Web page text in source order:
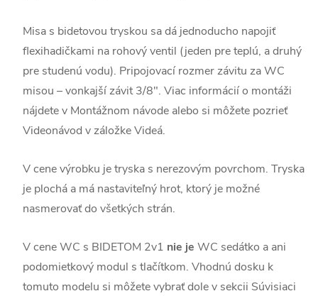
Misa s bidetovou tryskou sa dá jednoducho napojiť
flexihadičkami na rohový ventil (jeden pre teplú, a druhý
pre studenú vodu). Pripojovací rozmer závitu za WC
misou – vonkajší závit 3/8". Viac informácií o montáži
nájdete v Montážnom návode alebo si môžete pozrieť
Videonávod v záložke Videá.
V cene výrobku je tryska s nerezovým povrchom. Tryska
je plochá a má nastaviteľný hrot, ktorý je možné
nasmerovať do všetkých strán.
V cene WC s BIDETOM 2v1 nie je WC sedátko a ani
podomietkový modul s tlačítkom. Vhodnú dosku k
tomuto modelu si môžete vybrať dole v sekcii Súvisiaci